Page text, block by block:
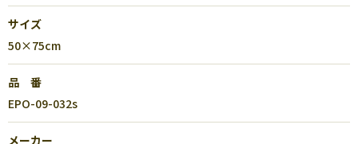
サイズ
50×75cm
品 番
EPO-09-032s
メーカー